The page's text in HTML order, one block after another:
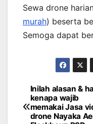
Sewa drone
murah) beserta
Semoga dapat
Post
Inilah alasan &
kenapa wajib
memakai Jasa
drone Nayaka